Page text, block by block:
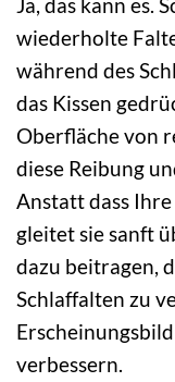
wiederholte
während des
das Kissen
Oberfläche von
diese Reibung
Anstatt dass
gleitet sie sanft
dazu beitragen,
Schlaffalten zu
verbessern.